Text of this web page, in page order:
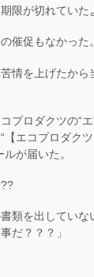
限が切れていた
催促もなかった。
情を上げたから
プロダクツの“
【エコプロダク
が届いた。
類を出していな
だ？？？」